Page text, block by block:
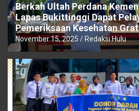
Berkah Ultah Perdana
Lapas Bukittinggi Dapat
Pemeriksaan Kesehatan
November 15, 2025 Redaksi Hulu